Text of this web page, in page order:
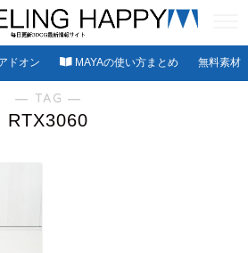
ドオン MAYAの使い方まとめ 無料素材
― TAG ―
RTX3060